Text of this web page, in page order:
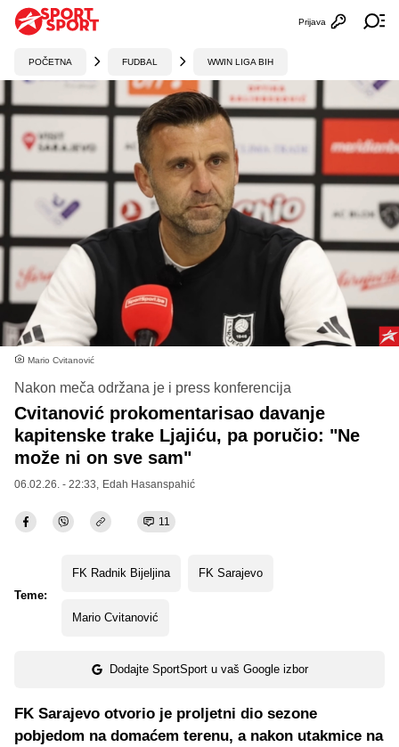
Otvori
Prijava
POČETNA FUDBAL WWIN LIGA BIH
Mario Cvitanović
Nakon meča održana je i press konferencija
Cvitanović prokomentarisao davanje
kapitenske trake Ljajiću, pa poručio: "Ne
može ni on sve sam"
06.02.26. - 22:33, Edah Hasanspahić
11
Teme:
FK Radnik Bijeljina FK Sarajevo
Mario Cvitanović
Dodajte SportSport u vaš Google izbor
FK Sarajevo otvorio je proljetni dio sezone
pobjedom na domaćem terenu, a nakon utakmice na